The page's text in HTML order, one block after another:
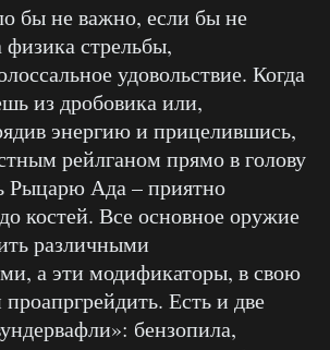
бы не важно, если бы не
физика стрельбы,
удовольствие. Когда
из дробовика или,
энергию и прицелившись,
рейлганом прямо в голову
Рыцарю Ада – приятно
костей. Все основное оружие
различными
а эти модификаторы, в свою
Есть и две
бензопила,